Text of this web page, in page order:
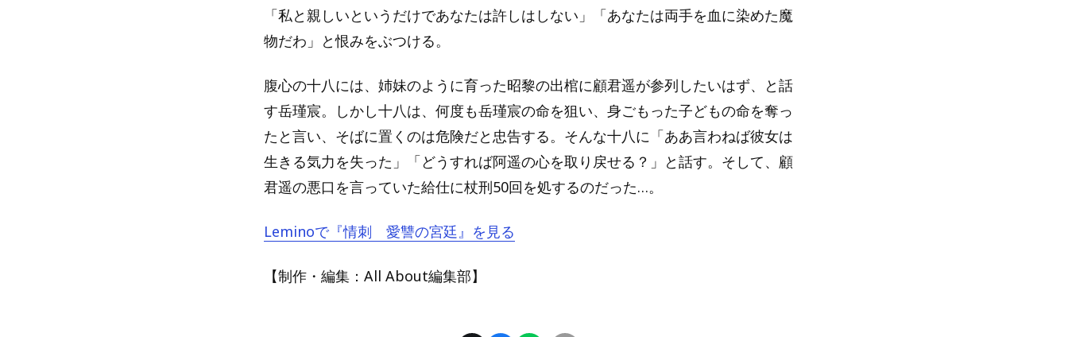
「私と親しいというだけであなたは許しはしない」「あなたは両手を血に染めた魔
物だわ」と恨みをぶつける。
腹心の十八には、姉妹のように育った昭黎の出棺に顧君遥が参列したいはず、と話
す岳瑾宸。しかし十八は、何度も岳瑾宸の命を狙い、身ごもった子どもの命を奪っ
たと言い、そばに置くのは危険だと忠告する。そんな十八に「ああ言わねば彼女は
生きる気力を失った」「どうすれば阿遥の心を取り戻せる？」と話す。そして、顧
君遥の悪口を言っていた給仕に杖刑50回を処するのだった…。
Leminoで『情刺 愛讐の宮廷』を見る
【制作・編集：All About編集部】